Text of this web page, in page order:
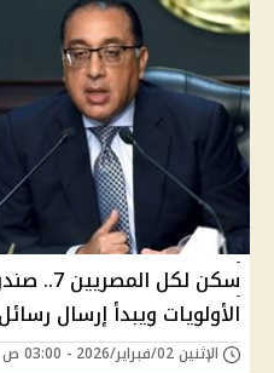
سكن لكل
الأولويات ويبدأ إرسال
الإثنين 02/فبراير/2026 - 03:00 ص